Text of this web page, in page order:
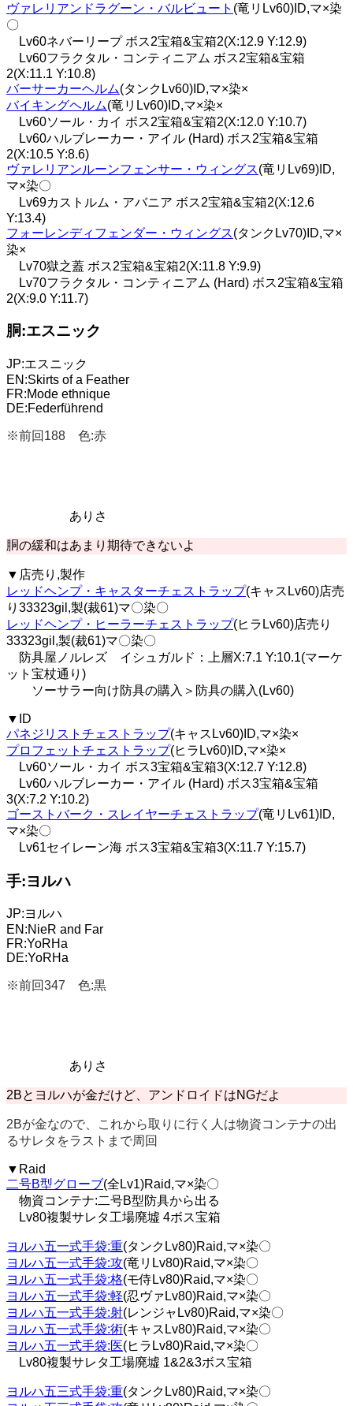
ヴァレリアンドラグーン・バルビュート (竜リLv60)ID,マ×染
〇
Lv60ネバーリープ ボス2宝箱&宝箱2(X:12.9 Y:12.9)
Lv60フラクタル・コンティニアム ボス2宝箱&宝箱
2(X:11.1 Y:10.8)
バーサーカーヘルム(タンクLv60)ID,マ×染×
バイキングヘルム(竜リLv60)ID,マ×染×
Lv60ソール・カイ ボス2宝箱&宝箱2(X:12.0 Y:10.7)
Lv60ハルブレーカー・アイル (Hard) ボス2宝箱&宝箱
2(X:10.5 Y:8.6)
ヴァレリアンルーンフェンサー・ウィングス(竜リLv69)ID,
マ×染〇
Lv69カストルム・アバニア ボス2宝箱&宝箱2(X:12.6
Y:13.4)
フォーレンディフェンダー・ウィングス(タンクLv70)ID,マ×
染×
Lv70獄之蓋 ボス2宝箱&宝箱2(X:11.8 Y:9.9)
Lv70フラクタル・コンティニアム (Hard) ボス2宝箱&宝箱
2(X:9.0 Y:11.7)
胴:エスニック
JP:エスニック
EN:Skirts of a Feather
FR:Mode ethnique
DE:Federführend
※前回188 色:赤
ありさ
胴の緩和はあまり期待できないよ
▼店売り,製作
レッドヘンプ・キャスターチェストラップ(キャスLv60)店売
り33323gil,製(裁61)マ〇染〇
レッドヘンプ・ヒーラーチェストラップ(ヒラLv60)店売り
33323gil,製(裁61)マ〇染〇
防具屋ノルレズ イシュガルド：上層X:7.1 Y:10.1(マーケ
ット宝杖通り)
ソーサラー向け防具の購入＞防具の購入(Lv60)
▼ID
パネジリストチェストラップ(キャスLv60)ID,マ×染×
プロフェットチェストラップ(ヒラLv60)ID,マ×染×
Lv60ソール・カイ ボス3宝箱&宝箱3(X:12.7 Y:12.8)
Lv60ハルブレーカー・アイル (Hard) ボス3宝箱&宝箱
3(X:7.2 Y:10.2)
ゴーストバーク・スレイヤーチェストラップ(竜リLv61)ID,
マ×染〇
Lv61セイレーン海 ボス3宝箱&宝箱3(X:11.7 Y:15.7)
手:ヨルハ
JP:ヨルハ
EN:NieR and Far
FR:YoRHa
DE:YoRHa
※前回347 色:黒
ありさ
2Bとヨルハが金だけど、アンドロイドはNGだよ
2Bが金なので、これから取りに行く人は物資コンテナの出
るサレタをラストまで周回
▼Raid
二号B型グローブ(全Lv1)Raid,マ×染〇
物資コンテナ:二号B型防具から出る
Lv80複製サレタ工場廃墟 4ボス宝箱
ヨルハ五一式手袋:重(タンクLv80)Raid,マ×染〇
ヨルハ五一式手袋:攻(竜リLv80)Raid,マ×染〇
ヨルハ五一式手袋:格(モ侍Lv80)Raid,マ×染〇
ヨルハ五一式手袋:軽(忍ヴァLv80)Raid,マ×染〇
ヨルハ五一式手袋:射(レンジャLv80)Raid,マ×染〇
ヨルハ五一式手袋:術(キャスLv80)Raid,マ×染〇
ヨルハ五一式手袋:医(ヒラLv80)Raid,マ×染〇
Lv80複製サレタ工場廃墟 1&2&3ボス宝箱
ヨルハ五三式手袋:重(タンクLv80)Raid,マ×染〇